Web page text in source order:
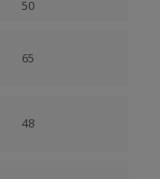
50
65
48